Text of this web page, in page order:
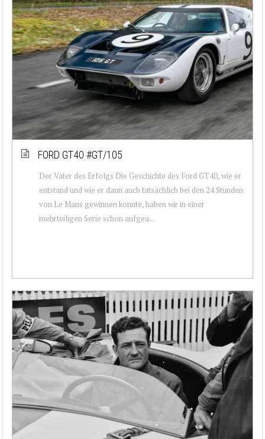
FORD GT40 #GT/105
Der Vater des Erfolgs Die Geschichte des Ford GT40, wie er
entstand und wie er dann auch tatsächlich bei den 24 Stunden
von Le Mans gewinnen konnte, haben wir in einer
mehrteiligen Serie schon aufgea...